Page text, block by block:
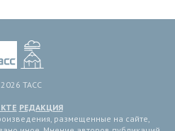
ТАСС
РЕДАКЦИЯ
размещенные на сайте,